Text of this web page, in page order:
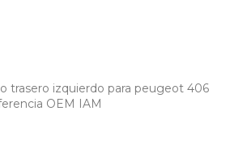
trasero izquierdo para peugeot 406
OEM IAM